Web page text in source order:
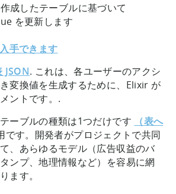
成したテーブルに基づいて
を更新します
手できます
JSON. これは、各ユーザーのアクシ
変換値を生成するために、Elixir が
ントです。.
ーブルの種類は1つだけです
（表へ
です。開発者がプロジェクトで共同
、あらゆるモデル（広告収益のバ
ンプ、地理情報など）を容易に網
ます。